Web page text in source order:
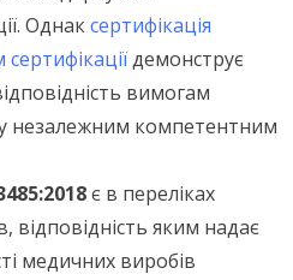
Однаксертифікація
демонструє
вимогам
незалежним компетентним
є в переліках
відповідність яким надає
медичних виробів